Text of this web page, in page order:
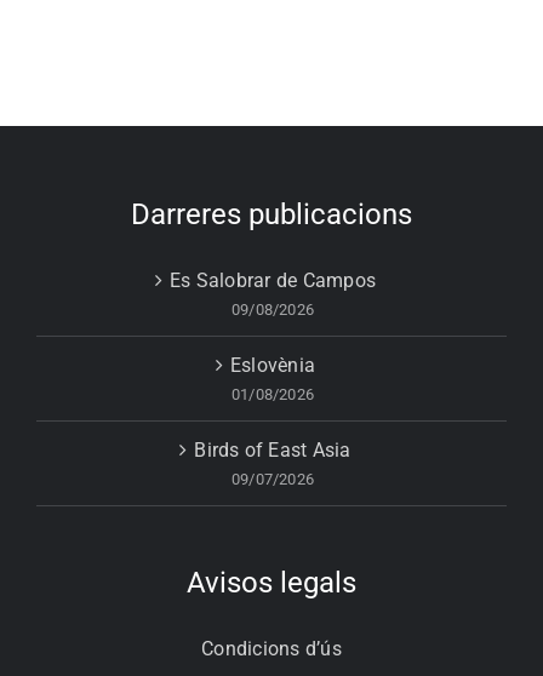
Darreres publicacions
Es Salobrar de Campos
09/08/2026
Eslovènia
01/08/2026
Birds of East Asia
09/07/2026
Avisos legals
Condicions d’ús